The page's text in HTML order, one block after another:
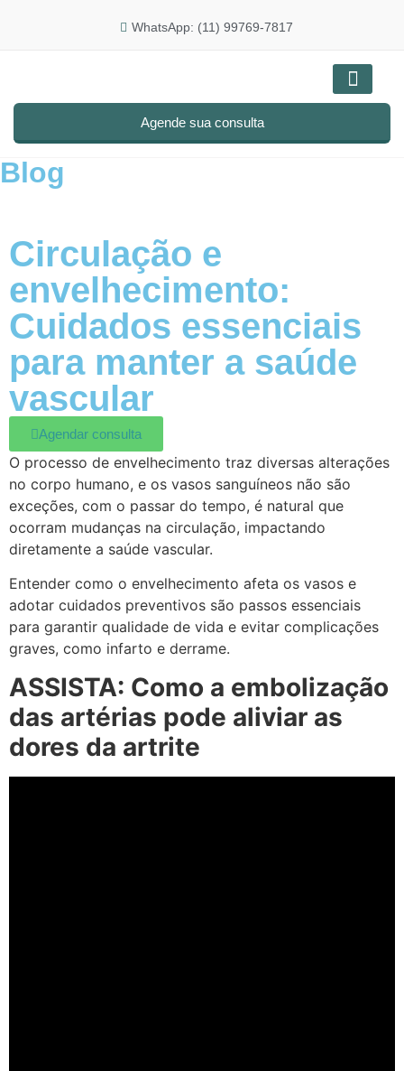
WhatsApp: (11) 99769-7817
Agende sua consulta
Blog
Circulação e
envelhecimento:
Cuidados essenciais
para manter a saúde
vascular
Agendar consulta
O processo de envelhecimento traz diversas alterações
no corpo humano, e os vasos sanguíneos não são
exceções, com o passar do tempo, é natural que
ocorram mudanças na circulação, impactando
diretamente a saúde vascular.
Entender como o envelhecimento afeta os vasos e
adotar cuidados preventivos são passos essenciais
para garantir qualidade de vida e evitar complicações
graves, como infarto e derrame.
ASSISTA: Como a embolização
das artérias pode aliviar as
dores da artrite